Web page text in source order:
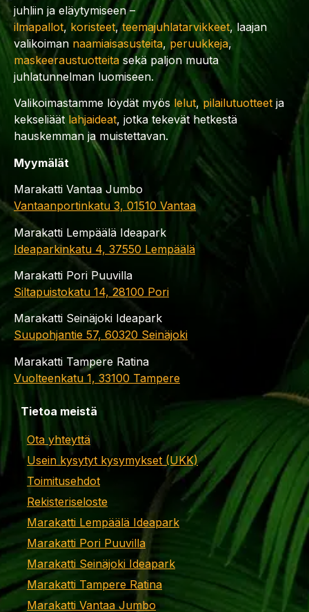
juhliin ja eläytymiseen –
ilmapallot, koristeet,teemajuhlatarvikkeet, laajan
valikoiman naamiaisasusteita, peruukkeja,
maskeeraustuotteita sekä paljon muuta
juhlatunnelman luomiseen.
Valikoimastamme löydät myös lelut,pilailutuotteet ja
kekseliäät lahjaideat, jotka tekevät hetkestä
hauskemman ja muistettavan.
Myymälät
Marakatti Vantaa Jumbo
Vantaanportinkatu 3, 01510 Vantaa
Marakatti Lempäälä Ideapark
Ideaparkinkatu 4, 37550 Lempäälä
Marakatti Pori Puuvilla
Siltapuistokatu 14, 28100 Pori
Marakatti Seinäjoki Ideapark
Suupohjantie 57, 60320 Seinäjoki
Marakatti Tampere Ratina
Vuolteenkatu 1, 33100 Tampere
Tietoa meistä
Ota yhteyttä
Usein kysytyt kysymykset (UKK)
Toimitusehdot
Rekisteriseloste
Marakatti Lempäälä Ideapark
Marakatti Pori Puuvilla
Marakatti Seinäjoki Ideapark
Marakatti Tampere Ratina
Marakatti Vantaa Jumbo